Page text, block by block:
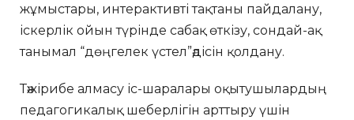
жұмыстары, интерактивті тақтаны пайдалану,
іскерлік ойын түрінде сабақ өткізу, сондай-ақ
танымал “дөңгелек үстел”әдісін қолдану.
Тәжірибе алмасу іс-шаралары оқытушылардың
педагогикалық шеберлігін арттыру үшін